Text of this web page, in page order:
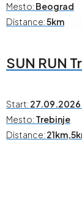
Mesto: Beograd
Distance:5km
SUN RUN
Start:
Mesto: Trebinje
Distance: